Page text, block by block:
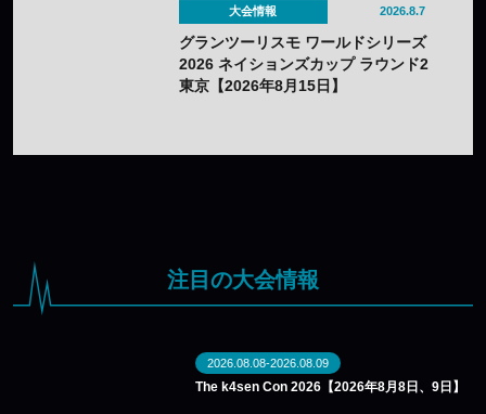
大会情報 2026.8.7
グランツーリスモ ワールドシリーズ
2026 ネイションズカップ ラウンド2
東京【2026年8月15日】
注目の大会情報
2026.08.08-2026.08.09
The k4sen Con 2026【2026年8月8日、9日】